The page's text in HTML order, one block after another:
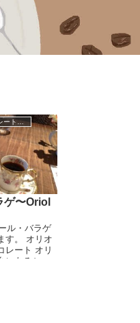
ショコラトリー チョコレートブランド
ゲ〜Oriol
ル・バラゲ
す。 オリオ
レート オリ
にあるショ